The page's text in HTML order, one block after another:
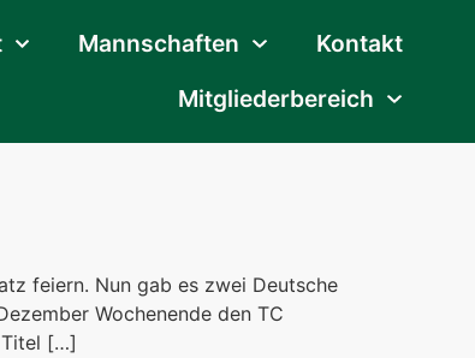
Mannschaften
Kontakt
Mitgliederbereich
feiern. Nun gab es zwei Deutsche
Wochenende den TC
Titel […]